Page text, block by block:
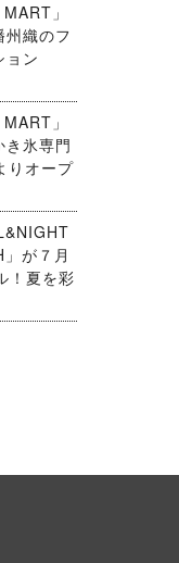
」
州織のフ
ョン
」
き氷専門
りオープ
が７月
！夏を彩